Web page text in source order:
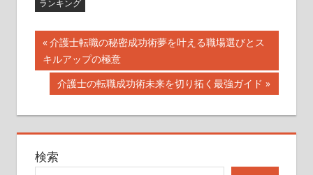
ランキング
投
稿
ナ
ビ
ゲ
前
の
記
事:
介護士転職の秘密成功術夢を叶える職場選びとス
キルアップの極意
次
の
記
事:
介護士の転職成功術未来を切り拓く最強ガイド
検索